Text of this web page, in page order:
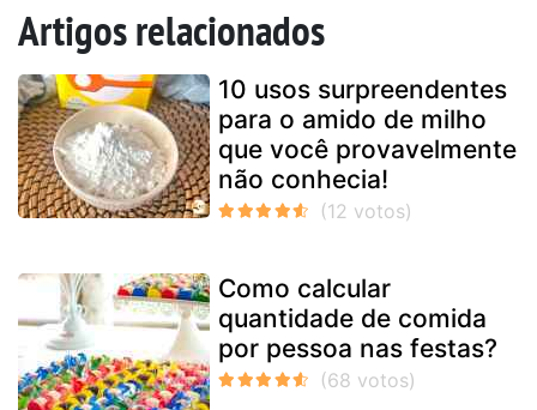
Artigos relacionados
10 usos surpreendentes
para o amido de milho
que você provavelmente
não conhecia!
Como calcular
quantidade de comida
por pessoa nas festas?